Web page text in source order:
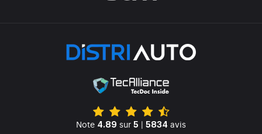
Note 4.89 sur 5 | 5834 avis